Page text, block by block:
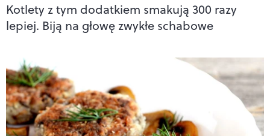
Kotlety z tym dodatkiem smakują 300 razy
lepiej. Biją na głowę zwykłe schabowe